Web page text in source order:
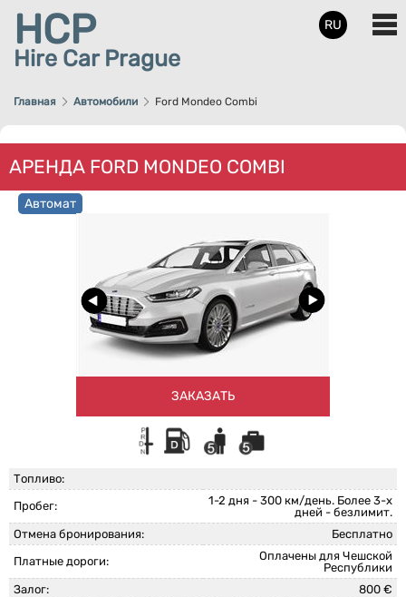
HCP
Hire Car Prague
RU
Главная Автомобили Ford Mondeo Combi
АРЕНДА FORD MONDEO COMBI
Автомат
ЗАКАЗАТЬ
Топливо:
Пробег:
1-2 дня - 300 км/день. Более 3-х
дней - безлимит.
Отмена бронирования:
Бесплатно
Платные дороги:
Оплачены для Чешской
Республики
Залог:
800 €